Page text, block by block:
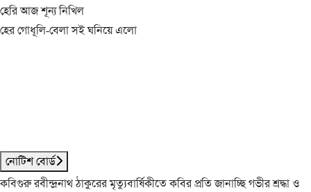
হেরি আজ শূন্য নিখিল
হের গোধূলি-বেলা সই ঘনিয়ে এলো
নোটিশ বোর্ড
কবিগুরু রবীন্দ্রনাথ ঠাকুরের মৃত্যুবার্ষিকীতে কবির প্রতি জানাচ্ছি গভীর শ্রদ্ধা ও